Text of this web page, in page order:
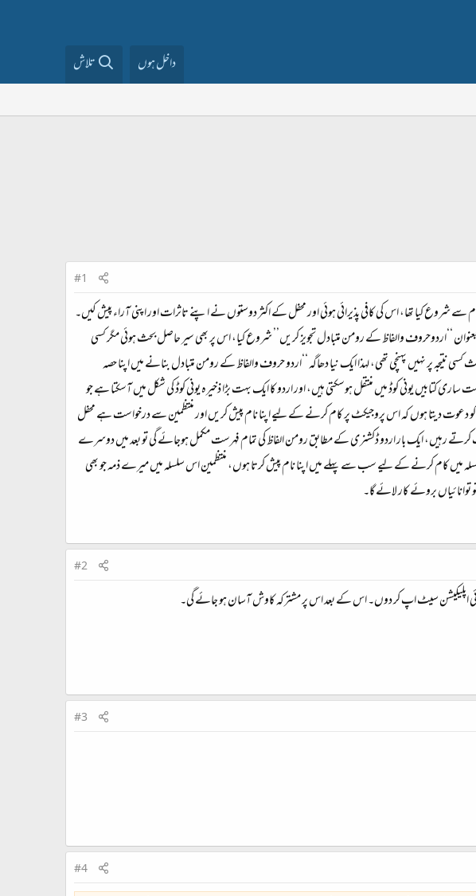
داخل ہوں تلاش
#1
شروع کیا تھا، اس کی کافی پذیرائی ہوئی اور محفل کے اکثر دوستوں نے اپنے تاثرات اور اپنی آراء پیش کیں۔
‘‘اردوحروف والفاظ کے رومن متبادل تجویز کریں’’ شروع کیا، اس پر بھی سیر حاصل بحث ہوئی مگر کسی
نتیجہ پر نہیں پہنچی تھی، لہذا ایک نیا دھاگہ ‘‘اردو حروف والفاظ کے رومن متبادل بنانے میں اپنا حصہ
یونی کوڈ میں منتقل ہوسکتی ہیں، اور اردو کا ایک بہت بڑا ذخیرہ یونی کوڈ کی شکل میں آسکتا ہے جو
دیتا ہوں کہ اس پروجیکٹ پر کام کرنے کے لیے اپنا نام پیش کریں اور منتظمین سے درخواست ہے محفل
رہیں، ایک بار اردو ڈکشنری کے مطابق رومن الفاظ کی تمام فہرست مکمل ہوجائے گی تو بعد میں دوسرے
میں کام کرنے کے لیے سب سے پہلے میں اپنا نام پیش کرتا ہوں، منتظمین اس سلسلہ میں میرے ذمہ جو بھی
بروئے کار لائے گا۔
#2
اپلیکیشن سیٹ اپ کر دوں۔ اس کے بعد اس پر مشترکہ کاوش آسان ہو جائے گی۔
#3
#4